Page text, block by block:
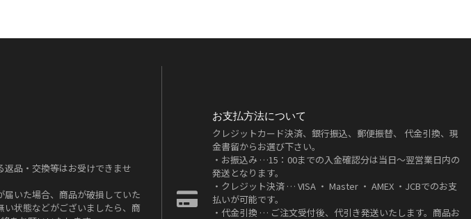
品・交換等はお受けできませ
届いた場合、商品が破損していた
状態などがございましたら、商
お支払方法について
クレジットカード決済、銀行振込、郵便振替、 代金引換、現
金書留からお選び下さい。
・お振込み …15：00までの入金確認分は当日～翌営業日内の
発送となります。
・クレジット決済 … VISA ・ Master ・ AMEX ・JCBでのお支
払いが可能です。
・代金引換 … ご注文受付後、代引き発送いたします。商品お